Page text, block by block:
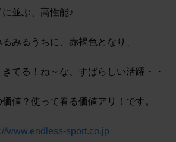
並ぶ、高性能♪
みるうちに、赤褐色となり、
てる！ね～な、すばらしい活躍・・
値？使って看る価値アリ！です。
www.endless-sport.co.jp